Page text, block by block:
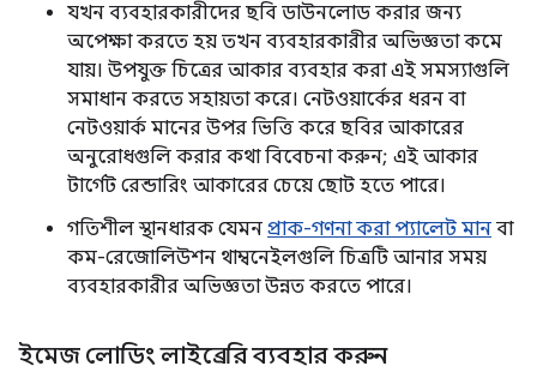
যখন ব্যবহারকারীদের ছবি ডাউনলোড করার জন্য
অপেক্ষা করতে হয় তখন ব্যবহারকারীর অভিজ্ঞতা কমে
যায়। উপযুক্ত চিত্রের আকার ব্যবহার করা এই সমস্যাগুলি
সমাধান করতে সহায়তা করে। নেটওয়ার্কের ধরন বা
নেটওয়ার্ক মানের উপর ভিত্তি করে ছবির আকারের
অনুরোধগুলি করার কথা বিবেচনা করুন; এই আকার
টার্গেট রেন্ডারিং আকারের চেয়ে ছোট হতে পারে।
গতিশীল স্থানধারক যেমন প্রাক-গণনা করা প্যালেট মান বা
কম-রেজোলিউশন থাম্বনেইলগুলি চিত্রটি আনার সময়
ব্যবহারকারীর অভিজ্ঞতা উন্নত করতে পারে।
ইমেজ লোডিং লাইব্রেরি ব্যবহার করুন